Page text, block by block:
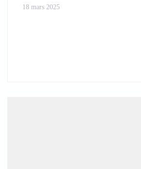
18 mars 2025